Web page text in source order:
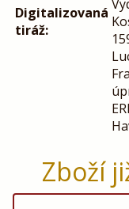
Digitalizovaná
tiráž:
Zboží